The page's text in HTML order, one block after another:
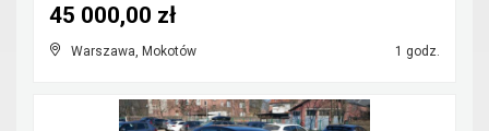
Warszawa, Mokotów 1 godz.
45 000,00 zł